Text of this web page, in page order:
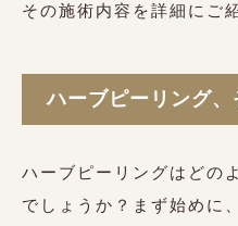
その施術内容を詳細にご
ハーブピーリング、
ハーブピーリングはどの
でしょうか？まず始めに